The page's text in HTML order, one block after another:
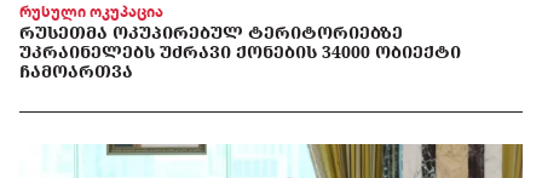
რუსული ოკუპაცია
ᲠᲣᲡᲔᲗᲛᲐ ᲝᲙᲣᲞᲘᲠᲔᲑᲣᲚ ᲢᲔᲠᲘᲢᲝᲠᲘᲔᲑᲖᲔ
ᲣᲙᲠᲐᲘᲜᲔᲚᲔᲑᲡ ᲣᲫᲠᲐᲕᲘ ᲥᲝᲜᲔᲑᲘᲡ 34000 ᲝᲑᲘᲔᲥᲢᲘ
ᲩᲐᲛᲝᲐᲠᲗᲕᲐ